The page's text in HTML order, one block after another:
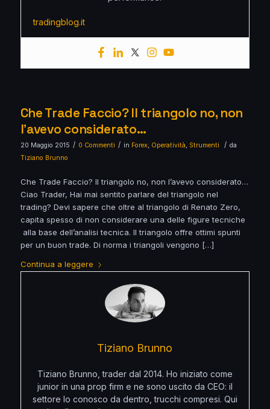
tradingblog.it
Che Trade Faccio? Il triangolo no, non
l’avevo considerato…
20 Maggio 2015 / 0 Commenti / in Forex, Operatività, Strumenti / da
Tiziano Brunno
Che Trade Faccio? Il triangolo no, non l’avevo considerato…
Ciao Trader, Hai mai sentito parlare del triangolo nel
trading? Devi sapere che oltre al triangolo di Renato Zero,
capita spesso di non considerare una delle figure tecniche
alla base dell’analisi tecnica. Il triangolo offre ottimi spunti
per un buon trade. Di norma i triangoli vengono […]
Continua a leggere
Tiziano Brunno
Tiziano Brunno, trader dal 2014. Ho iniziato come
junior in una prop firm e ne sono uscito da CEO: il
settore lo conosco da dentro, trucchi compresi. Qui